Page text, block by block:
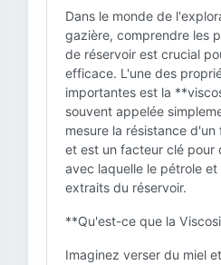
Dans le monde de
gazière, comprendre les
de réservoir est crucial
efficace. L'une des
importantes est la
souvent appelée
mesure la résistance
et est un facteur clé pour
avec laquelle le pétrole
extraits du réservoir.
**Qu'est-ce que la
Imaginez verser du miel